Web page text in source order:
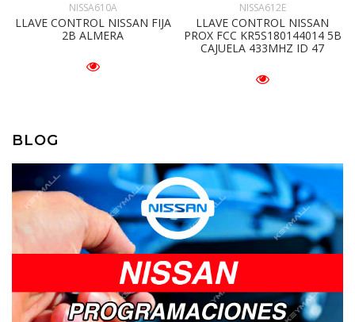
NISSA610A
LLAVE CONTROL NISSAN FIJA
2B ALMERA
NISSA612E
LLAVE CONTROL NISSAN
PROX FCC KR5S180144014 5B
CAJUELA 433MHZ ID 47
BLOG